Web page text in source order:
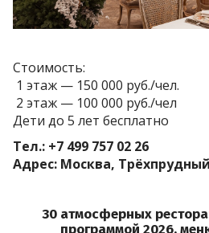
Стоимость:
1 этаж — 150 000 руб./чел.
2 этаж — 100 000 руб./чел
Дети до 5 лет бесплатно
Тел.: +7 499 757 02 26
Адрес: Москва,
30 атмосферных
программой 2026,